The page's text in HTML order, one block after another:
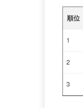
順位
1
2
3